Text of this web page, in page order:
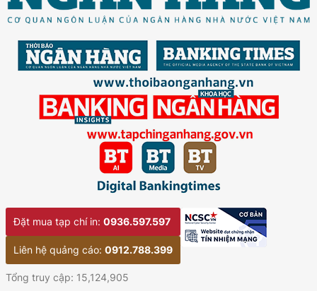
Đặt mua tạp chí in: 0936.597.597
Liên hệ quảng cáo: 0912.788.399
Tổng truy cập: 15,124,905